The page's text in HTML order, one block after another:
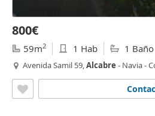
800€
59m2 1 Hab 1 Baño
Avenida Samil 59,Alcabre - Navia -